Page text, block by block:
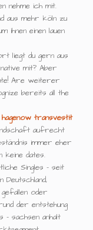
nehme ich mit.
aus mehr köln zu
ihnen einen lauen
liegt du gern aus
mit? Aber
Are weiterer
bereits all the
transvestit
aufrecht
immer eher
dates.
Singles - seit
oder
der entstehung
- sachsen anhalt